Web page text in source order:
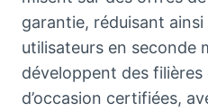
garantie, réduisant
utilisateurs en seconde
développent des
d’occasion certifiées,